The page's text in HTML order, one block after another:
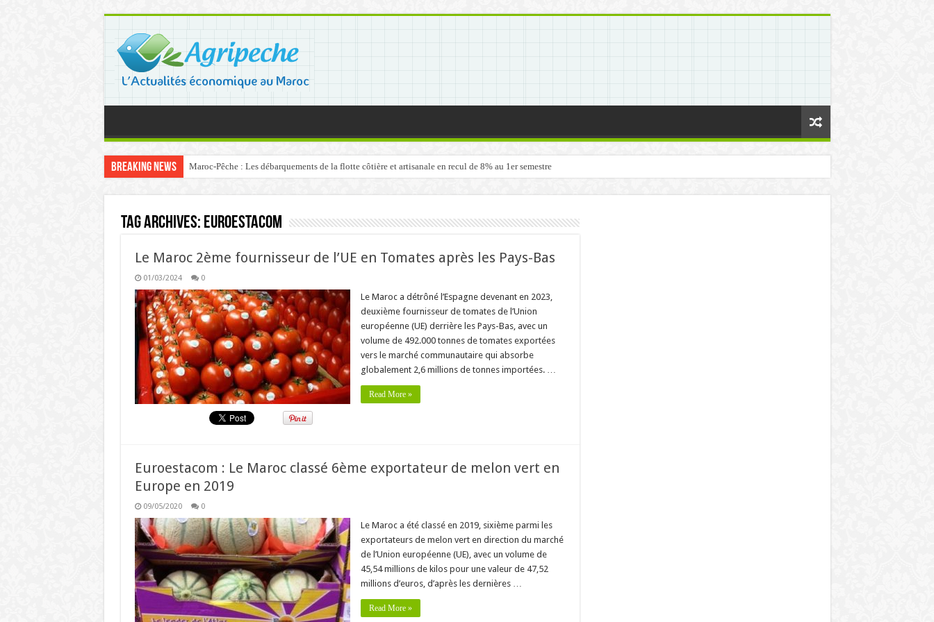
Breaking News Maroc-Pêche : Les débarquements de la flotte côtière et artisanale en recul de 8% au 1er semestre
Tag Archives: Euroestacom
Le Maroc 2ème fournisseur de l’UE en Tomates après les Pays-Bas
01/03/2024 0
Le Maroc a détrôné l’Espagne devenant en 2023,
deuxième fournisseur de tomates de l’Union
européenne (UE) derrière les Pays-Bas, avec un
volume de 492.000 tonnes de tomates exportées
vers le marché communautaire qui absorbe
globalement 2,6 millions de tonnes importées. …
Read More »
Euroestacom : Le Maroc classé 6ème exportateur de melon vert en
Europe en 2019
09/05/2020 0
Le Maroc a été classé en 2019, sixième parmi les
exportateurs de melon vert en direction du marché
de l’Union européenne (UE), avec un volume de
45,54 millions de kilos pour une valeur de 47,52
millions d’euros, d’après les dernières …
Read More »